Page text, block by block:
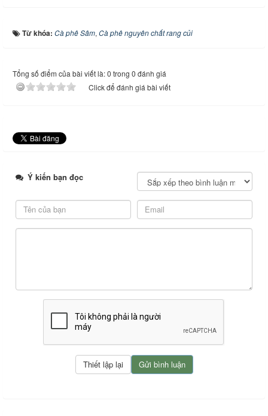
Từ khóa: Cà phê Sâm, Cà phê nguyên chất rang củi
Tổng số điểm của bài viết là: 0 trong 0 đánh giá
Click để đánh giá bài viết
Ý kiến bạn đọc